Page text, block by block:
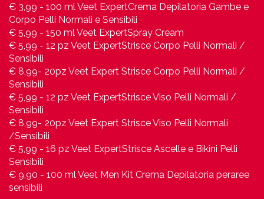
€ 3,99 - 100 ml Veet ExpertCrema Depilatoria Gambe e
Corpo Pelli Normali e Sensibili
€ 5,99 - 150 ml Veet ExpertSpray Cream
€ 5,99 - 12 pz Veet ExpertStrisce Corpo Pelli Normali /
Sensibili
€ 8,99- 20pz Veet Expert Strisce Corpo Pelli Normali /
Sensibili
€ 5,99 - 12 pz Veet ExpertStrisce Viso Pelli Normali /
Sensibili
€ 8,99- 20pz Veet Expert Strisce Viso Pelli Normali
/Sensibili
€ 5,99 - 16 pz Veet ExpertStrisce Ascelle e Bikini Pelli
Sensibili
€ 9,90 - 100 ml Veet Men Kit Crema Depilatoria peraree
sensibili